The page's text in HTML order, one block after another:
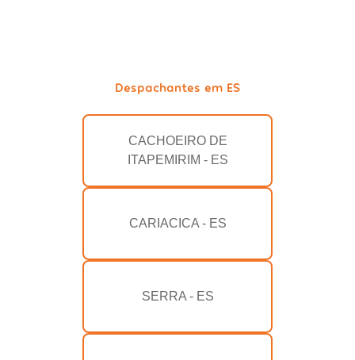
Despachantes em ES
CACHOEIRO DE
ITAPEMIRIM - ES
CARIACICA - ES
SERRA - ES